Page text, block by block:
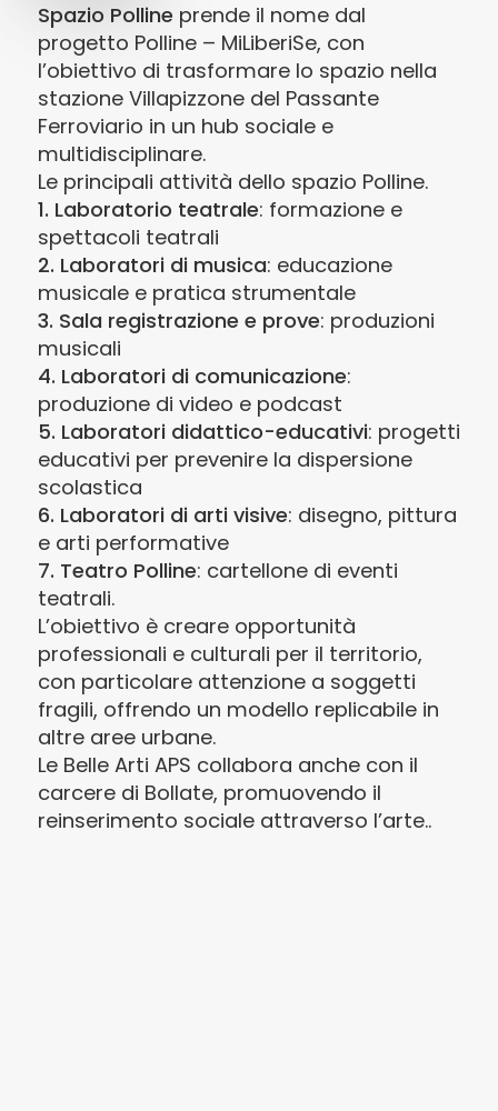
Spazio Polline prende il nome dal
progetto Polline – MiLiberiSe, con
l’obiettivo di trasformare lo spazio nella
stazione Villapizzone del Passante
Ferroviario in un hub sociale e
multidisciplinare.
Le principali attività dello spazio Polline.
1. Laboratorio teatrale: formazione e
spettacoli teatrali
2. Laboratori di musica: educazione
musicale e pratica strumentale
3. Sala registrazione e prove: produzioni
musicali
4. Laboratori di comunicazione:
produzione di video e podcast
5. Laboratori didattico-educativi: progetti
educativi per prevenire la dispersione
scolastica
6. Laboratori di arti visive: disegno, pittura
e arti performative
7. Teatro Polline: cartellone di eventi
teatrali.
L’obiettivo è creare opportunità
professionali e culturali per il territorio,
con particolare attenzione a soggetti
fragili, offrendo un modello replicabile in
altre aree urbane.
Le Belle Arti APS collabora anche con il
carcere di Bollate, promuovendo il
reinserimento sociale attraverso l’arte..